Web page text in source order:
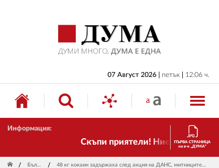
07 Август 2026 петък 12:06 ч.
Информация:
Скъпи приятели! Ние пак сме тук!
ПЪРВА СТРАНИЦА
на в-к „ДУМА“
България 48 кг кокаин задържаха след акция на ДАНС, митниците и прокуратурата в Хасково
БЪЛГАРИЯ
ИКОНОМИКА
ИЗБОРИ
СВЯТ